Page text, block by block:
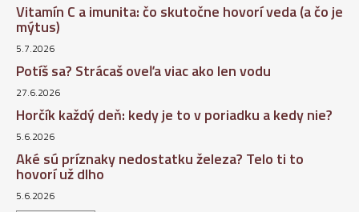
Vitamín C a imunita: čo skutočne hovorí veda (a čo je
mýtus)
5.7.2026
Potíš sa? Strácaš oveľa viac ako len vodu
27.6.2026
Horčík každý deň: kedy je to v poriadku a kedy nie?
5.6.2026
Aké sú príznaky nedostatku železa? Telo ti to
hovorí už dlho
5.6.2026